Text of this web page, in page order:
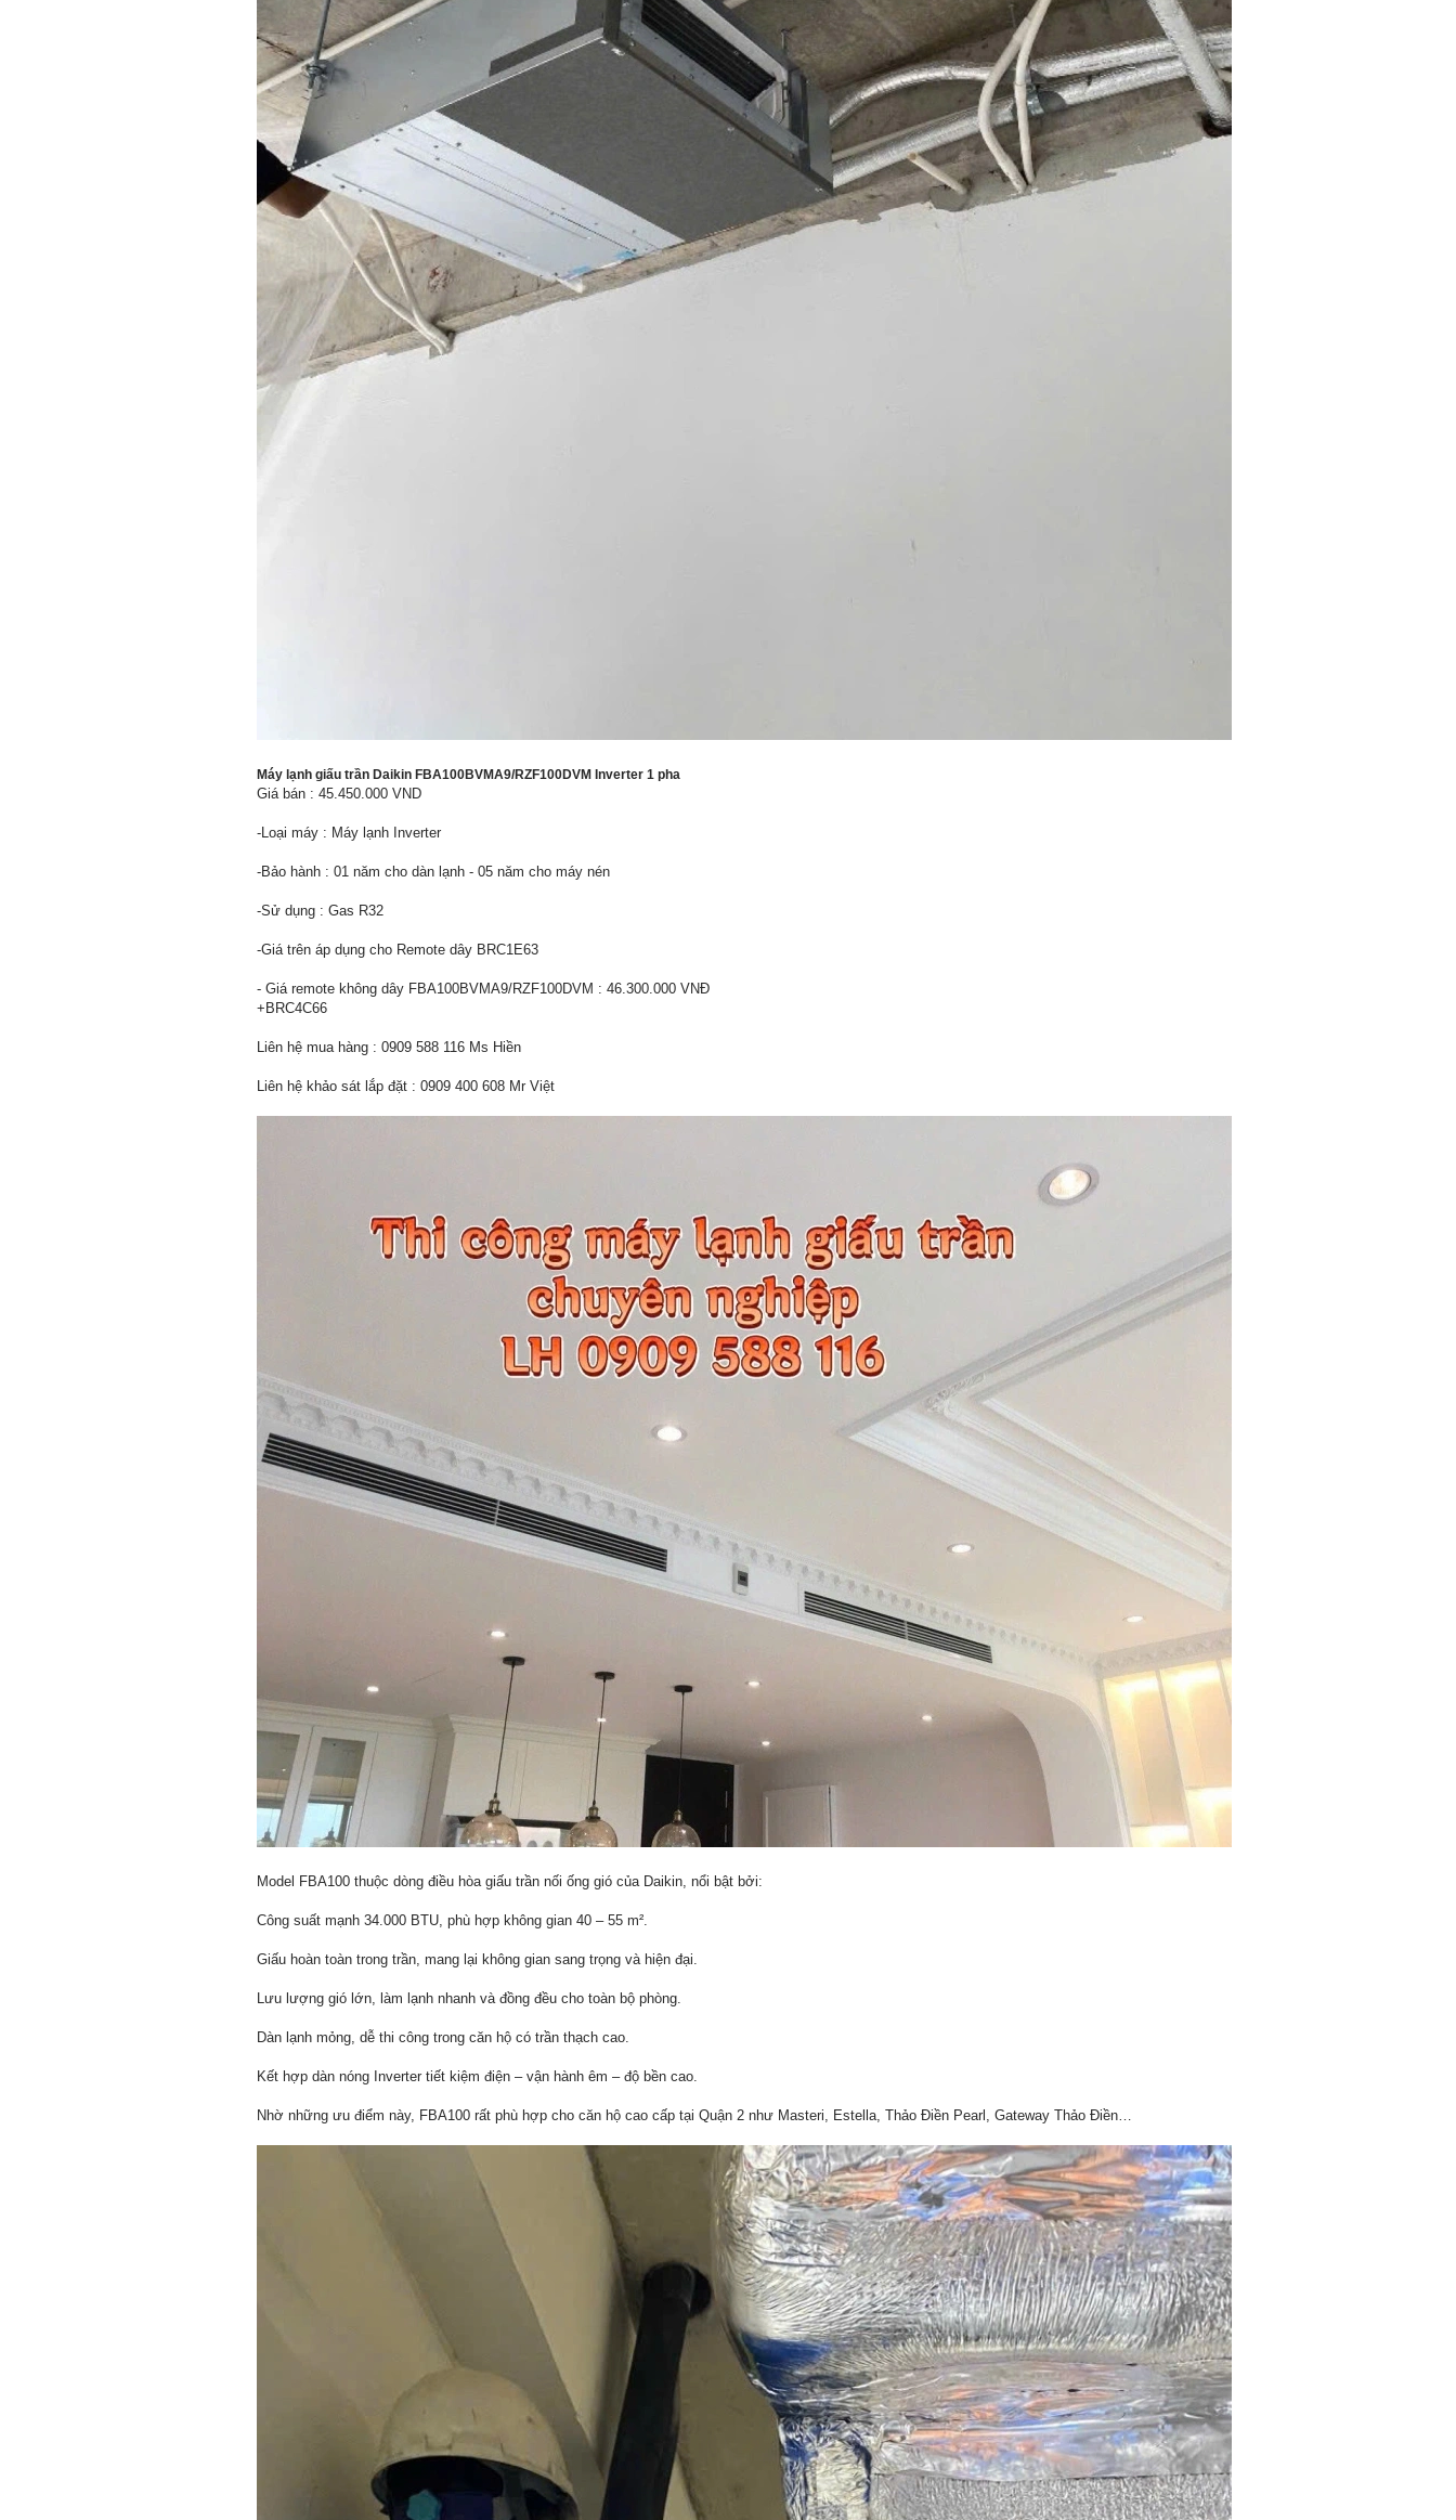
Máy lạnh giấu trần Daikin FBA100BVMA9/RZF100DVM Inverter 1 pha
Giá bán : 45.450.000 VND
-Loại máy : Máy lạnh Inverter
-Bảo hành : 01 năm cho dàn lạnh - 05 năm cho máy nén
-Sử dụng : Gas R32
-Giá trên áp dụng cho Remote dây BRC1E63
- Giá remote không dây FBA100BVMA9/RZF100DVM : 46.300.000 VNĐ
+BRC4C66
Liên hệ mua hàng : 0909 588 116 Ms Hiền
Liên hệ khảo sát lắp đặt : 0909 400 608 Mr Việt
Model FBA100 thuộc dòng điều hòa giấu trần nối ống gió của Daikin, nổi bật bởi:
Công suất mạnh 34.000 BTU, phù hợp không gian 40 – 55 m².
Giấu hoàn toàn trong trần, mang lại không gian sang trọng và hiện đại.
Lưu lượng gió lớn, làm lạnh nhanh và đồng đều cho toàn bộ phòng.
Dàn lạnh mỏng, dễ thi công trong căn hộ có trần thạch cao.
Kết hợp dàn nóng Inverter tiết kiệm điện – vận hành êm – độ bền cao.
Nhờ những ưu điểm này, FBA100 rất phù hợp cho căn hộ cao cấp tại Quận 2 như Masteri, Estella, Thảo Điền Pearl, Gateway Thảo Điền…